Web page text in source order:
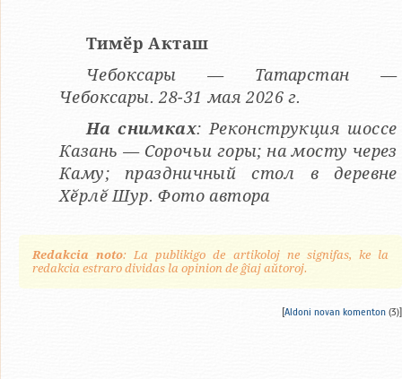
Тимӗр Акташ
Чебоксары — Татарстан —
Чебоксары. 28-31 мая 2026 г.
На снимках: Реконструкция шоссе
Казань — Сорочьи горы; на мосту через
Каму; праздничный стол в деревне
Хӗрлӗ Шур. Фото автора
Redakcia noto: La publikigo de artikoloj ne signifas, ke la
redakcia estraro dividas la opinion de ĝiaj aŭtoroj.
[Aldoni novan komenton (3)]